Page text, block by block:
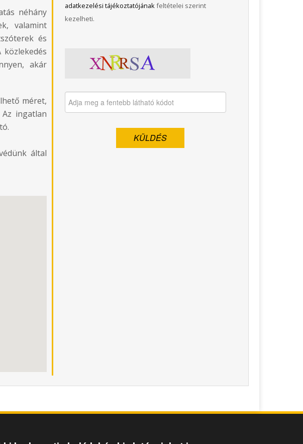
néhány
valamint
és
akár
méret,
ingatlan
által
adatkezelési tájékoztatójánakfeltételei szerint
kezelheti.